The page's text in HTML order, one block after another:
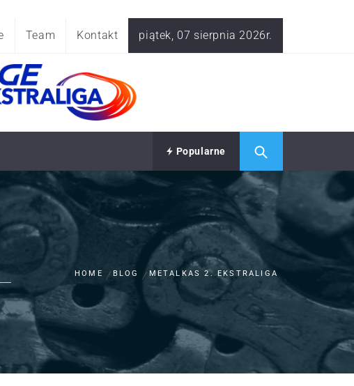
Team Kontakt piątek, 07 sierpnia 2026r.
Popularne
HOME BLOG METALKAS 2. EKSTRALIGA